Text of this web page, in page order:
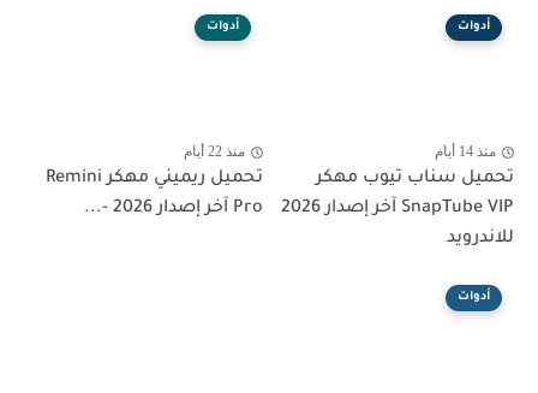
أدوات
منذ 14 أيام
تحميل سناب تيوب مهكر
SnapTube VIP آخر إصدار 2026
للاندرويد
أدوات
منذ 22 أيام
تحميل ريميني مهكر Remini
Pro آخر إصدار 2026 -...
أدوات